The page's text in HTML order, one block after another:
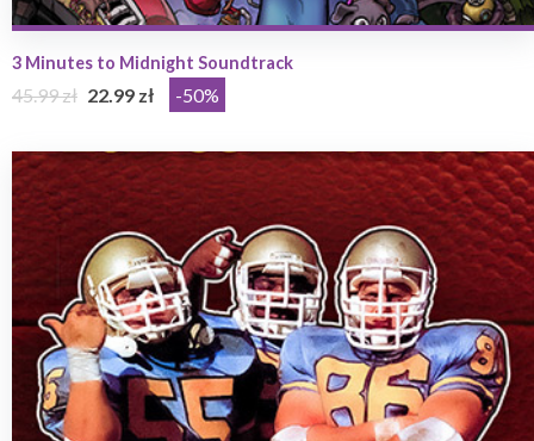
3 Minutes to Midnight Soundtrack
45.99 zł 22.99 zł -50%